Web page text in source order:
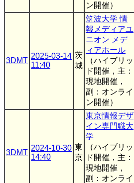
ン開催）
3DMT
2025-03-14
11:40
茨
城
筑波大学 情
報メディアユ
ニオン メデ
ィアホール
（ハイブリッ
ド開催，主：
現地開催，
副：オンライ
ン開催）
3DMT
2024-10-30
14:40
東
京
東京情報デザ
イン専門職大
学
（ハイブリッ
ド開催，主：
現地開催，
副：オンライ